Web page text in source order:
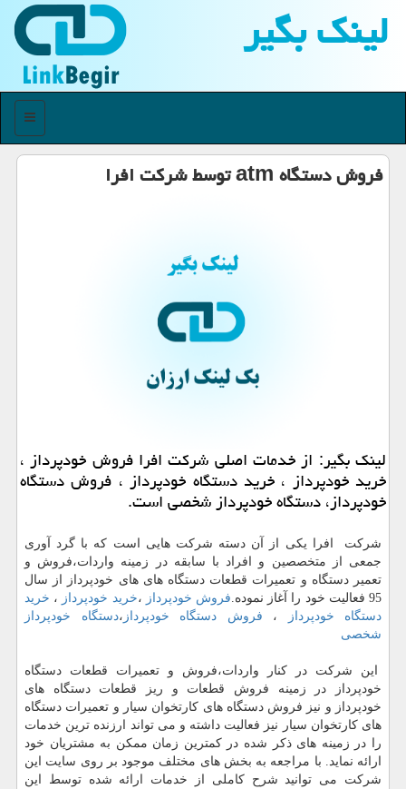
لینك بگیر
منو
فروش دستگاه atm توسط شركت افرا
لینك بگیر: از خدمات اصلی شركت افرا فروش خودپرداز ،
خرید خودپرداز ، خرید دستگاه خودپرداز ، فروش دستگاه
خودپرداز، دستگاه خودپرداز شخصی است.
شرکت افرا یکی از آن دسته شرکت هایی است که با گرد آوری
جمعی از متخصصین و افراد با سابقه در زمینه واردات،فروش و
تعمیر دستگاه و تعمیرات قطعات دستگاه های های خودپرداز از سال
95 فعالیت خود را آغاز نموده.
فروش خودپرداز ،خرید خودپرداز ، خرید
دستگاه خودپرداز
، فروش دستگاه خودپرداز ،دستگاه خودپرداز
شخصی
این شرکت در کنار واردات،فروش و تعمیرات قطعات دستگاه
خودپرداز در زمینه فروش قطعات و ریز قطعات دستگاه های
خودپرداز و نیز فروش دستگاه های کارتخوان سیار و تعمیرات دستگاه
های کارتخوان سیار نیز فعالیت داشته و می تواند ارزنده ترین خدمات
را در زمینه های ذکر شده در کمترین زمان ممکن به مشتریان خود
ارائه نماید. با مراجعه به بخش های مختلف موجود بر روی سایت این
شرکت می توانید شرح کاملی از خدمات ارائه شده توسط این